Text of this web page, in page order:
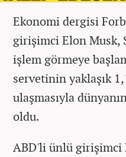
Ekonomi dergisi
girişimci Elon Musk,
işlem görmeye
servetinin yaklaşık
ulaşmasıyla
oldu.
ABD'li ünlü girişimci